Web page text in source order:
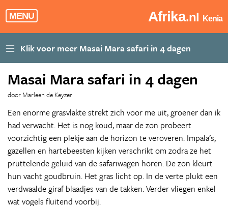
MENU Afrika.nl Kenia
Masai Mara safari in 4 dagen
door Marleen de Keyzer
Een enorme grasvlakte strekt zich voor me uit, groener dan ik
had verwacht. Het is nog koud, maar de zon probeert
voorzichtig een plekje aan de horizon te veroveren. Impala’s,
gazellen en hartebeesten kijken verschrikt om zodra ze het
pruttelende geluid van de safariwagen horen. De zon kleurt
hun vacht goudbruin. Het gras licht op. In de verte plukt een
verdwaalde giraf blaadjes van de takken. Verder vliegen enkel
wat vogels fluitend voorbij.